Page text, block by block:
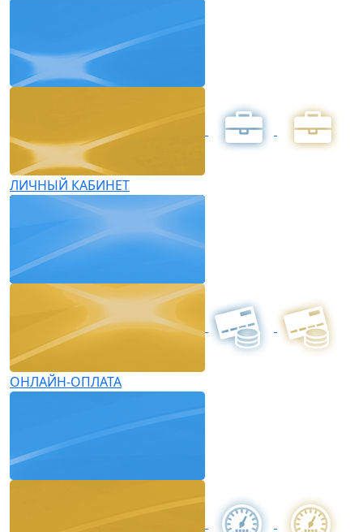
ЛИЧНЫЙ КАБИНЕТ
ОНЛАЙН-ОПЛАТА